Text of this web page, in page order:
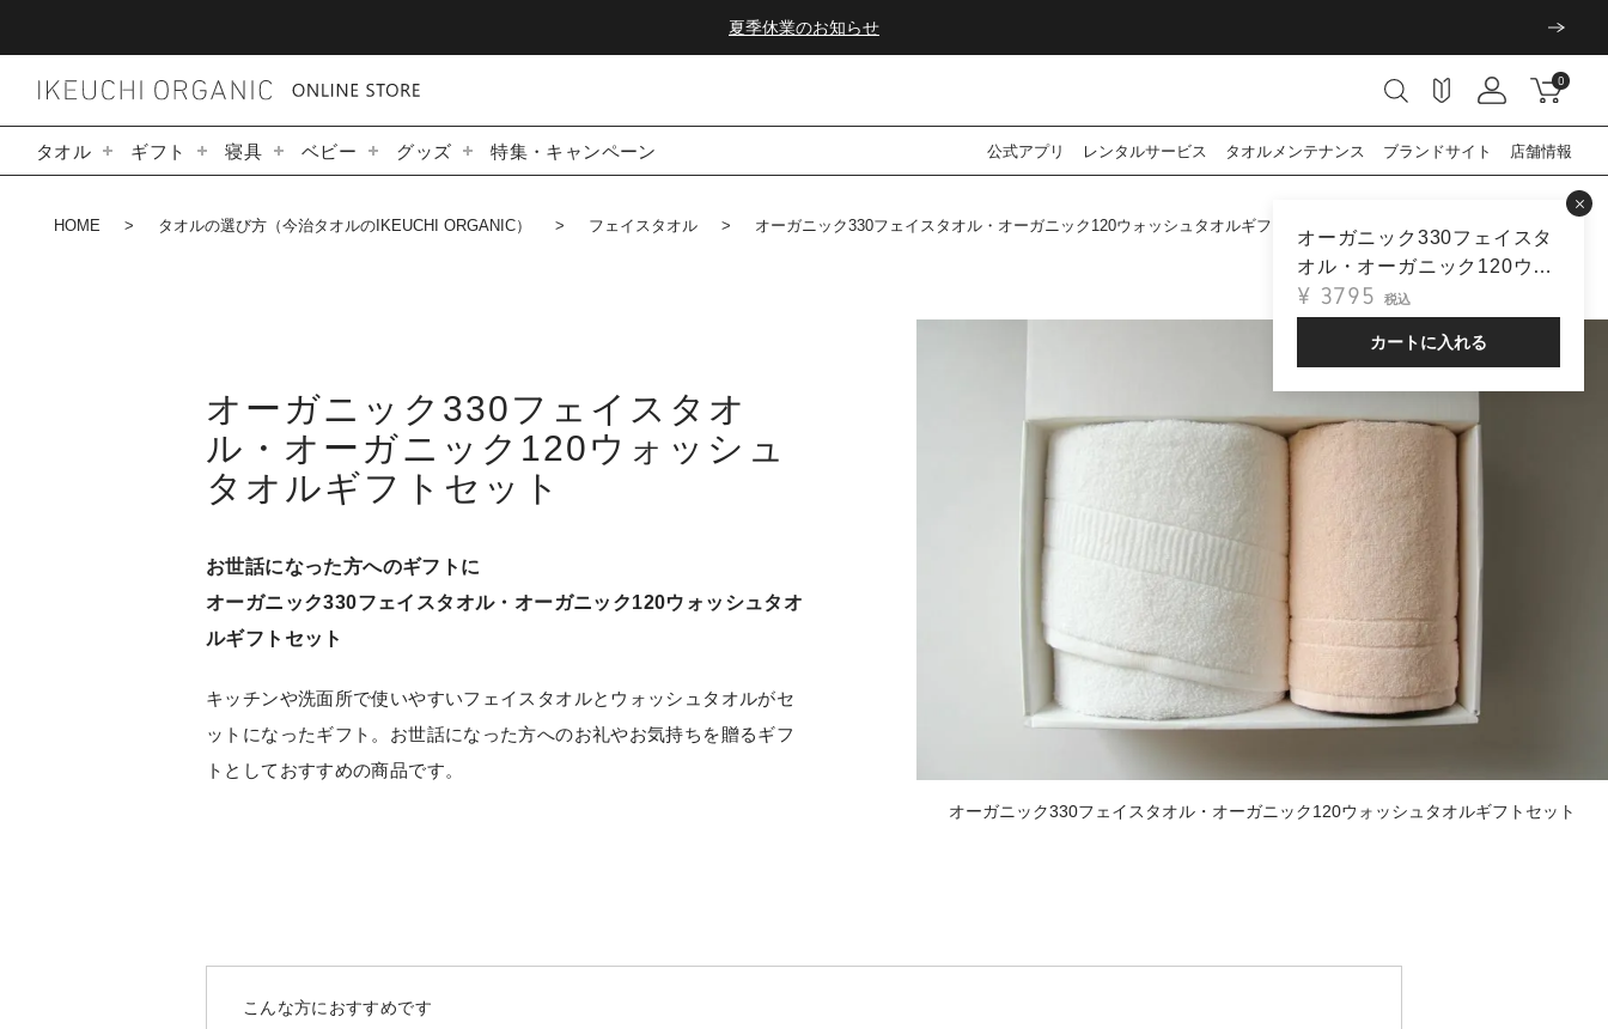
ダブルポイント！夏をアクティブに楽しむ夏タオル
0
タオル ギフト 寝具 ベビー グッズ 特集・キャンペーン 公式アプリ レンタルサービス タオル メンテナンス ブランドサイト 店舗情報
HOME タオルの選び方（今治タオルのIKEUCHI ORGANIC） フェイスタオル オーガニック330フェイスタオル・オーガニック120ウォッシュタオルギフトセット
オーガニック330フェイスタ
オル・オーガニック120ウォ
ッシュタオルギフトセット
¥ 3795 税込
カートに入れる
オーガニック330フェイスタオ
ル・オーガニック120ウォッシュ
タオルギフトセット
お世話になった方へのギフトに
オーガニック330フェイスタオル・オーガニック120ウォッシュタオ
ルギフトセット
オーガニック330フェイスタオル・オーガニック120ウォッシュタオルギフトセット
キッチンや洗面所で使いやすいフェイスタオルとウォッシュタオルがセ
ットになったギフト。お世話になった方へのお礼やお気持ちを贈るギフ
トとしておすすめの商品です。
こんな方におすすめです